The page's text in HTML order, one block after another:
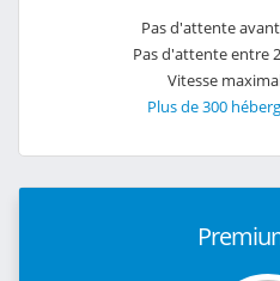
Pas d'attente
Pas d'attente entre
Vitesse
Plus de 300